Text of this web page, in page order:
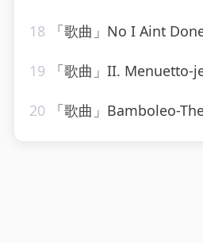
18 「歌曲」No I Aint Done-distant
19 「歌曲」II. Menuetto-
20 「歌曲」Bamboleo-